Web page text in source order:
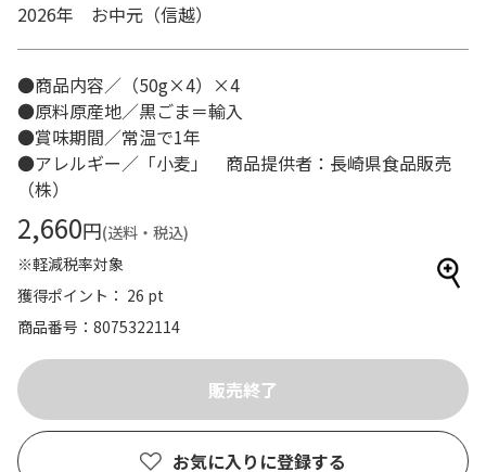
2026年 お中元（信越）
●商品内容／（50g×4）×4
●原料原産地／黒ごま＝輸入
●賞味期間／常温で1年
●アレルギー／「小麦」 商品提供者：長崎県食品販売
（株）
2,660円(送料・税込)
※軽減税率対象
獲得ポイント： 26 pt
商品番号
8075322114
お気に入りに登録する